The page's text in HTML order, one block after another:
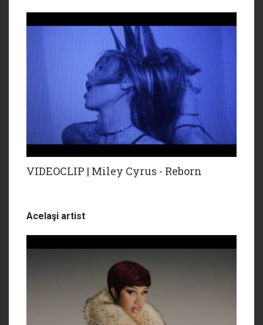
VIDEOCLIP | Miley Cyrus - Reborn
Acelaşi artist